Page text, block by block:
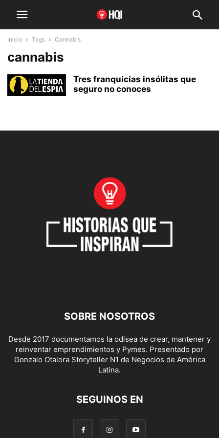
Inicio Tags Cannabis
cannabis
Tres franquicias insólitas que
seguro no conoces
SOBRE NOSOTROS
Desde 2017 documentamos la odisea de crear, mantener y
reinventar emprendimientos y Pymes. Presentado por
Gonzalo Otalora Storyteller N1 de Negocios de América
Latina.
SEGUINOS EN